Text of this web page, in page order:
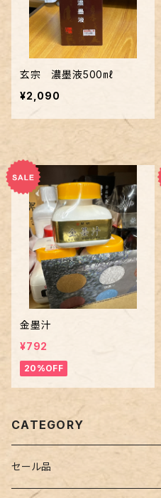
玄宗 濃墨液500㎖
¥2,090
金墨汁
¥792
20%OFF
CATEGORY
セール品